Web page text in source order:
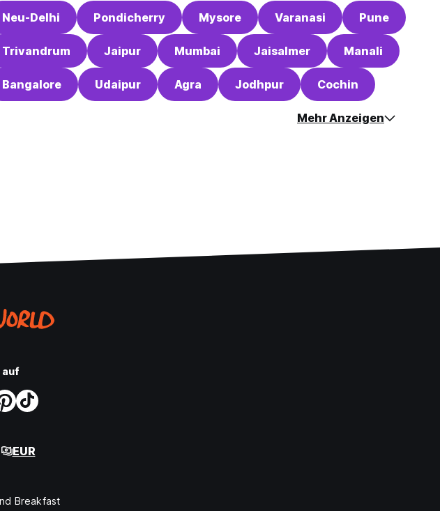
Neu-Delhi Pondicherry Mysore Varanasi Pune
Trivandrum Jaipur Mumbai Jaisalmer Manali
Bangalore Udaipur Agra Jodhpur Cochin
Mehr Anzeigen
auf
EUR
Breakfast